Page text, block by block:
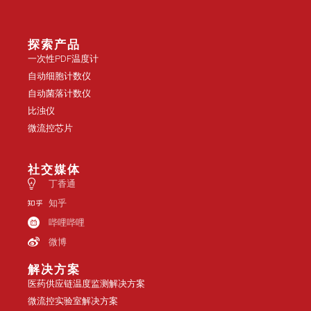
探索产品
一次性PDF温度计
自动细胞计数仪
自动菌落计数仪
比浊仪
微流控芯片
社交媒体
丁香通
知乎
哔哩哔哩
微博
解决方案
医药供应链温度监测解决方案
微流控实验室解决方案